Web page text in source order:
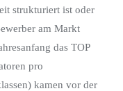
strukturiert ist oder
am Markt
das TOP
pro
kamen vor der